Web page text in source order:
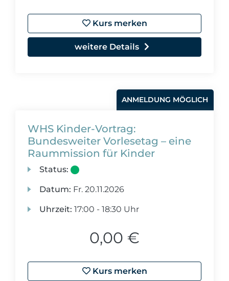
Kurs merken
weitere Details
ANMELDUNG MÖGLICH
WHS Kinder-Vortrag:
Bundesweiter Vorlesetag – eine
Raummission für Kinder
Status:
Datum: Fr. 20.11.2026
Uhrzeit: 17:00 - 18:30 Uhr
0,00 €
Kurs merken